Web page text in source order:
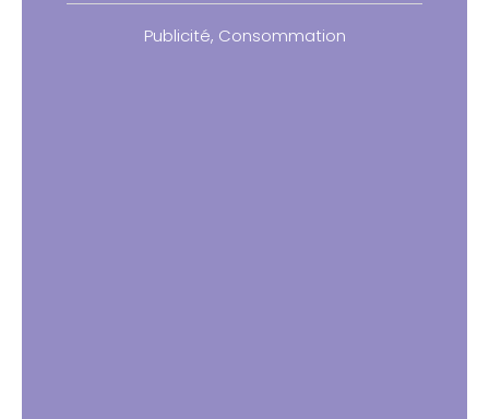
Publicité, Consommation